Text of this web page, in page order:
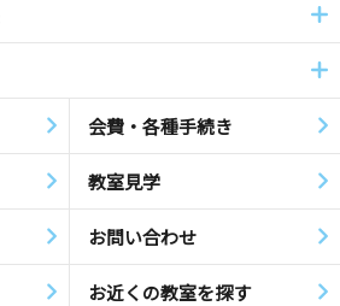
会費・各種手続き
教室見学
お問い合わせ
お近くの教室を探す